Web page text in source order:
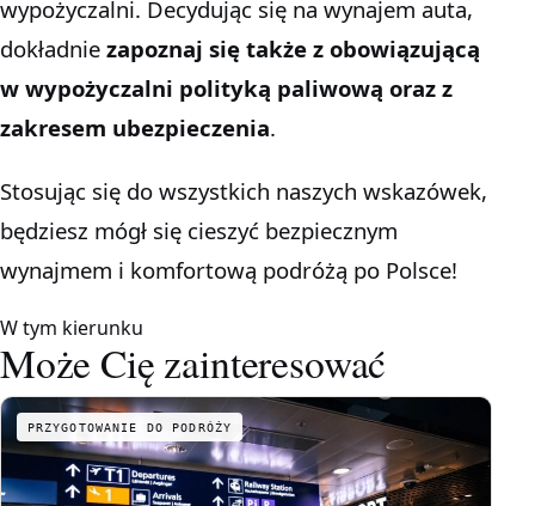
wypożyczalni. Decydując się na wynajem auta,
dokładnie zapoznaj się także z obowiązującą
w wypożyczalni polityką paliwową oraz z
zakresem ubezpieczenia.
Stosując się do wszystkich naszych wskazówek,
będziesz mógł się cieszyć bezpiecznym
wynajmem i komfortową podróżą po Polsce!
W tym kierunku
Może Cię zainteresować
PRZYGOTOWANIE DO PODRÓŻY